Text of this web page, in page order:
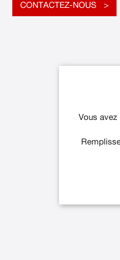
CONTACTEZ-NOUS
Vous avez